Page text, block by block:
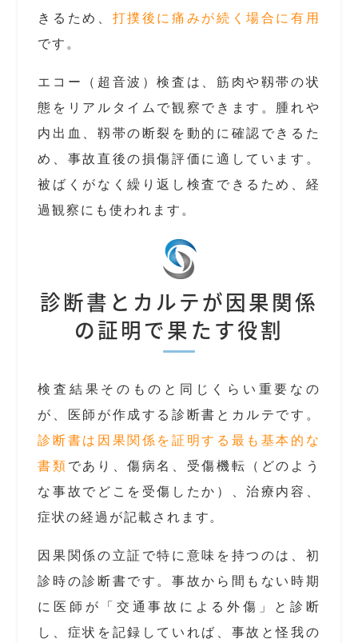
きるため、 打撲後に痛みが続く場合に有用
です。
エコー（超音波）検査は、筋肉や靱帯の状
態をリアルタイムで観察できます。腫れや
内出血、靱帯の断裂を動的に確認できるた
め、事故直後の損傷評価に適しています。
被ばくがなく繰り返し検査できるため、経
過観察にも使われます。
診断書とカルテが因果関係
の証明で果たす役割
検査結果そのものと同じくらい重要なの
が、医師が作成する診断書とカルテです。
診断書は因果関係を証明する最も基本的な
書類 であり、傷病名、受傷機転（どのよう
な事故でどこを受傷したか）、治療内容、
症状の経過が記載されます。
因果関係の立証で特に意味を持つのは、初
診時の診断書です。事故から間もない時期
に医師が「交通事故による外傷」と診断
し、症状を記録していれば、事故と怪我の